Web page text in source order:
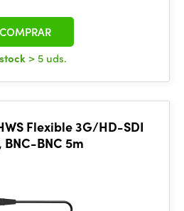
> 5 uds.
COMPRAR
Flexible 3G/HD-SDI
BNC 5m